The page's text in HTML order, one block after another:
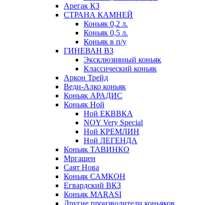
Арегак КЗ
СТРАНА КАМНЕЙ
Коньяк 0,2 л.
Коньяк 0,5 л.
Коньяк в п/у
ГИНЕВАН ВЗ
Эксклюзивный коньяк
Классический коньяк
Аркон Трейд
Веди-Алко коньяк
Коньяк АРАДИС
Коньяк Ной
Ной ЕКВВКА
NOY Very Special
Ной КРЕМЛИН
Ной ЛЕГЕНДА
Коньяк ТАВИНКО
Мргашен
Саят Нова
Коньяк САМКОН
Егвардский ВКЗ
Коньяк MARASI
Другие производители коньяков